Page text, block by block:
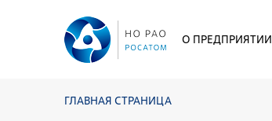
О ПРЕДПРИЯТИИ
ГЛАВНАЯ СТРАНИЦА